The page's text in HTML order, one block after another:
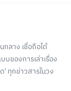
กลาง เชื่อถือได้
บของการเล่าเรื่อง
' ทุกข่าวสารในวง